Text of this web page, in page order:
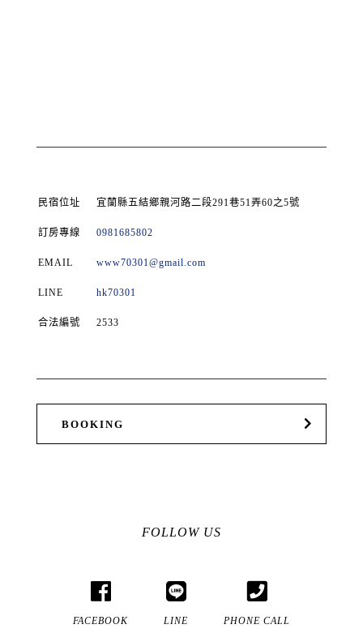
民宿位址 宜蘭縣五結鄉親河路二段291巷51弄60之5號
訂房專線 0981685802
EMAIL www70301@gmail.com
LINE hk70301
合法編號 2533
BOOKING
FOLLOW US
FACEBOOK LINE PHONE CALL